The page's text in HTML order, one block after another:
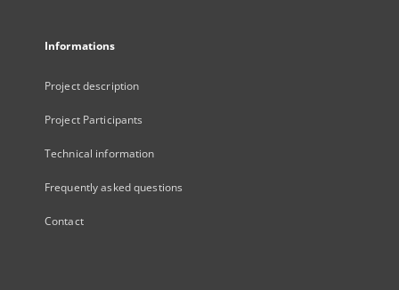
Informations
Project description
Project Participants
Technical information
Frequently asked questions
Contact